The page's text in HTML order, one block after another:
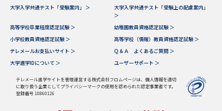
新生活お役立ちガイド
学問発見 学問検索
大学で学びたい学問発見
大学入学共通テスト「受験案内」 ＞
大学入学共通テスト「受験上の配慮案内」
＞
高等学校卒業程度認定試験 ＞
幼稚園教員資格認定試験 ＞
小学校教員資格認定試験 ＞
高等学校（情報）教員資格認定試験 ＞
テレメールお支払いサイト ＞
Ｑ＆Ａ よくあるご質問 ＞
大学進学IDについて ＞
ユーザーサポート ＞
テレメール進学サイトを管理運営する株式会社フロムページは、個人情報を適切
に取り扱う企業としてプライバシーマークの使用を認められた認定事業者です。
登録番号 10860126